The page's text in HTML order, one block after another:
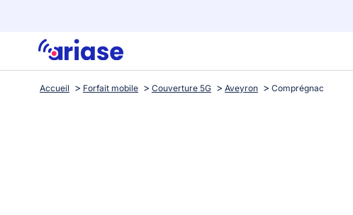
Accueil Forfait mobile Couverture 5G Aveyron Comprégnac